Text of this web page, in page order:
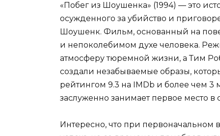
«Побег из Шоушенка» (1994) — это
осужденного за убийство и
Шоушенк. Фильм, основанный на
и непоколебимом духе человека.
атмосферу тюремной жизни, а Тим
создали незабываемые образы,
рейтингом 9.3 на IMDb и более чем
заслуженно занимает первое место
Интересно, что при